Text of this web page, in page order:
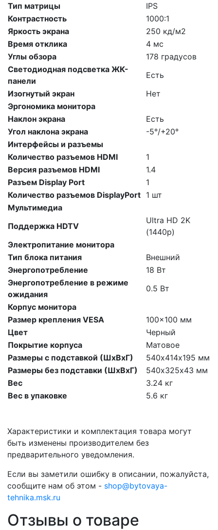
Тип матрицы
IPS
Контрастность
1000:1
Яркость экрана
250 кд/м2
Время отклика
4 мс
Углы обзора
178 градусов
Светодиодная подсветка ЖК-
панели
Есть
Изогнутый экран
Нет
Эргономика монитора
Наклон экрана
Есть
Угол наклона экрана
-5°/+20°
Интерфейсы и разъемы
Количество разъемов HDMI
1
Версия разъемов HDMI
1.4
Разъем Display Port
1
Количество разъемов DisplayPort 1 шт
Мультимедиа
Поддержка HDTV
Ultra HD 2K
(1440p)
Электропитание монитора
Тип блока питания
Внешний
Энергопотребление
18 Вт
Энергопотребление в режиме
ожидания
0.5 Вт
Корпус монитора
Размер крепления VESA
100x100 мм
Цвет
Черный
Покрытие корпуса
Матовое
Размеры с подставкой (ШхВхГ)
540х414х195 мм
Размеры без подставки (ШхВхГ)
540х325х43 мм
Вес
3.24 кг
Вес в упаковке
5.6 кг
Характеристики и комплектация товара могут
быть изменены производителем без
предварительного уведомления.
Если вы заметили ошибку в описании, пожалуйста,
сообщите нам об этом - shop@bytovaya-
tehnika.msk.ru
Отзывы о товаре